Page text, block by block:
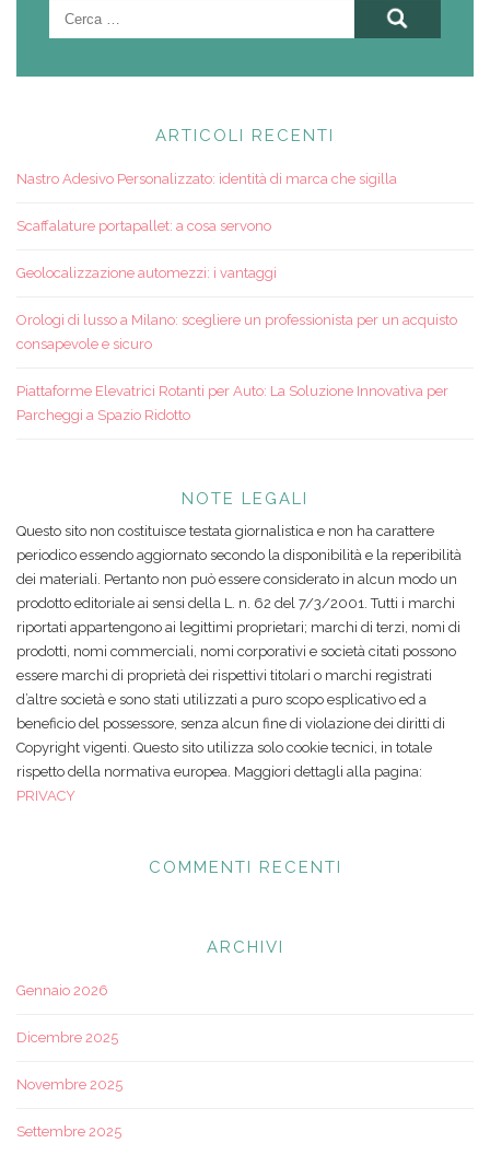
Ricerca
ARTICOLI RECENTI
Nastro Adesivo Personalizzato: identità di marca che sigilla
Scaffalature portapallet: a cosa servono
Geolocalizzazione automezzi: i vantaggi
Orologi di lusso a Milano: scegliere un professionista per un acquisto
consapevole e sicuro
Piattaforme Elevatrici Rotanti per Auto: La Soluzione Innovativa per
Parcheggi a Spazio Ridotto
NOTE LEGALI
Questo sito non costituisce testata giornalistica e non ha carattere
periodico essendo aggiornato secondo la disponibilità e la reperibilità
dei materiali. Pertanto non può essere considerato in alcun modo un
prodotto editoriale ai sensi della L. n. 62 del 7/3/2001. Tutti i marchi
riportati appartengono ai legittimi proprietari; marchi di terzi, nomi di
prodotti, nomi commerciali, nomi corporativi e società citati possono
essere marchi di proprietà dei rispettivi titolari o marchi registrati
d’altre società e sono stati utilizzati a puro scopo esplicativo ed a
beneficio del possessore, senza alcun fine di violazione dei diritti di
Copyright vigenti. Questo sito utilizza solo cookie tecnici, in totale
rispetto della normativa europea. Maggiori dettagli alla pagina:
PRIVACY
COMMENTI RECENTI
ARCHIVI
Gennaio 2026
Dicembre 2025
Novembre 2025
Settembre 2025